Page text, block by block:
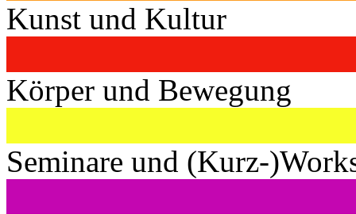
Kunst und Kultur
Körper und Bewegung
Seminare und (Kurz-